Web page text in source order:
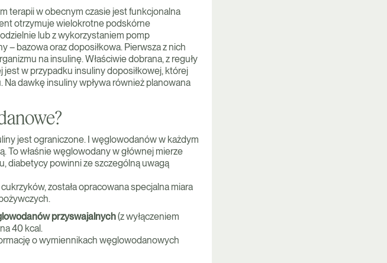
terapii w obecnym czasie jest funkcjonalna
otrzymuje wielokrotne podskórne
lub z wykorzystaniem pomp
– bazowa oraz doposiłkowa. Pierwsza z nich
na insulinę. Właściwie dobrana, z reguły
w przypadku insuliny doposiłkowej, której
Na dawkę insuliny wpływa również planowana
jest ograniczone. I węglowodanów w każdym
To właśnie węglowodany w głównej mierze
diabetycy powinni ze szczególną uwagą
została opracowana specjalna miara
przyswajalnych(z wyłączeniem
40 kcal.
o wymiennikach węglowodanowych